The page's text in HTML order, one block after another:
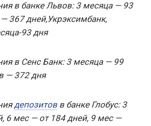
в банке Львов: 3 месяца — 93
367 дней,Укрэксимбанк,
93 дня
в Сенс Банк: 3 месяца — 99
— 372 дня
депозитовв банке Глобус: 3
6 мес — от 184 дней, 9 мес —